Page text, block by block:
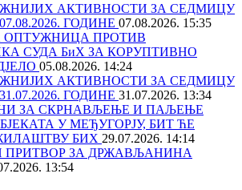
АКТИВНОСТИ ЗА СЕДМИЦУ
ГОДИНЕ 07.08.2026. 15:35
ОПТУЖНИЦА ПРОТИВ
СУДА БиХ ЗА КОРУПТИВНО
05.08.2026. 14:24
АКТИВНОСТИ ЗА СЕДМИЦУ
ГОДИНЕ 31.07.2026. 13:34
ЗА СКРНАВЉЕЊЕ И ПАЉЕЊЕ
У МЕЂУГОРЈУ, БИТ ЋЕ
БИХ 29.07.2026. 14:14
ПРИТВОР ЗА ДРЖАВЉАНИНА
13:54